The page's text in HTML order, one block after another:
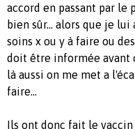
accord en passant par le
bien sûr... alors que je
soins x ou y à faire ou
doit être informée avant
là aussi on me met a
faire...
Ils ont donc fait le vaccin